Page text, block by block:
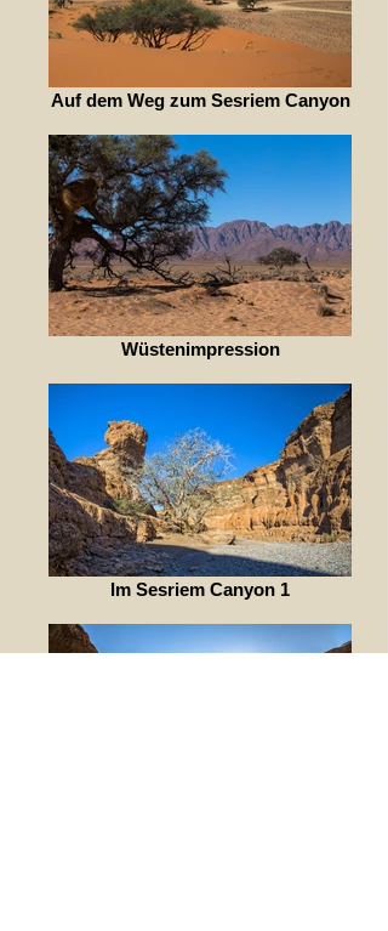
Auf dem Weg zum Sesriem Canyon
Wüstenimpression
Im Sesriem Canyon 1